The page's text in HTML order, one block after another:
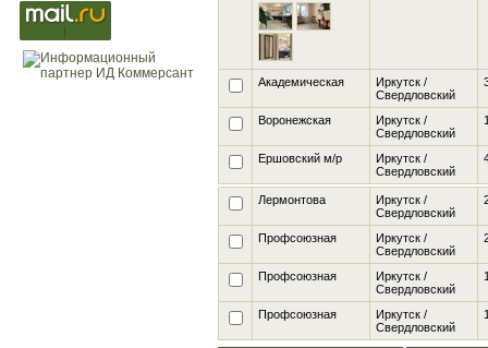
Академическая
Иркутск /
Свердловский
Воронежская
Иркутск /
Свердловский
Ершовский м/р
Иркутск /
Свердловский
Лермонтова
Иркутск /
Свердловский
Профсоюзная
Иркутск /
Свердловский
Профсоюзная
Иркутск /
Свердловский
Профсоюзная
Иркутск /
Свердловский